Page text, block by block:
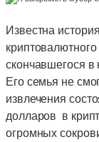
Известна
скончавшегося
Его семья не
извлечения
долларов в
огромных